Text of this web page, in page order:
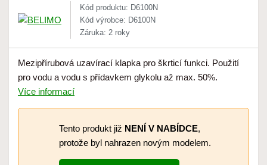
Kód produktu: D6100N
Kód výrobce: D6100N
Záruka: 2 roky
Mezipřírubová uzavírací klapka pro škrticí funkci. Použití
pro vodu a vodu s přídavkem glykolu až max. 50%.
Více informací
Tento produkt již NENÍ V NABÍDCE,
protože byl nahrazen novým modelem.